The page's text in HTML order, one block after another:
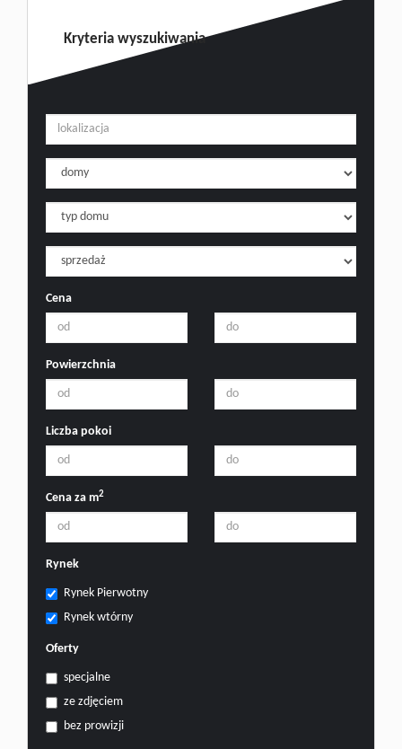
Kryteria wyszukiwania
Cena
Powierzchnia
Liczba pokoi
Cena za m2
Rynek
Rynek Pierwotny
Rynek wtórny
Oferty
specjalne
ze zdjęciem
bez prowizji